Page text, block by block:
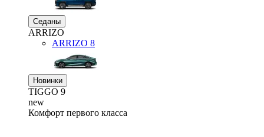
Седаны
ARRIZO
ARRIZO 8
Новинки
TIGGO 9
new
Комфорт первого класса